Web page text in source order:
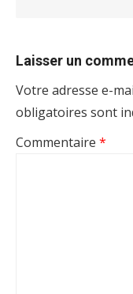
Laisser un
Votre adresse e-
obligatoires sont
Commentaire *